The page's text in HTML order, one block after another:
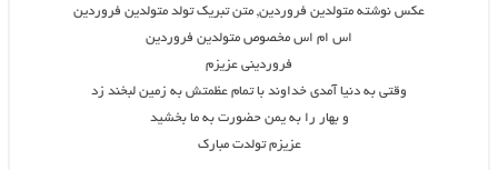
عکس نوشته متولدین فروردین, متن تبریک تولد متولدین فروردین
اس ام اس مخصوص متولدین فروردین
فروردینی عزیزم
وقتی به دنیا آمدی خداوند با تمام عظمتش به زمین لبخند زد
و بهار را به یمن حضورت به ما بخشید
عزیزم تولدت مبارک